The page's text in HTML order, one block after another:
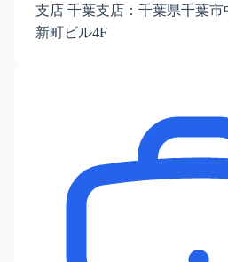
支店 千葉支店：千葉県千葉市
新町ビル4F